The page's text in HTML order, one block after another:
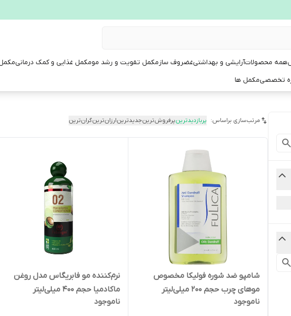
همه محصولاتآرایشی و بهداشتیغضروف سازمکمل تقویت و رشد مومکمل غذایی و کمک درمانی
تخصصیمکمل ها
مرتب‌سازی براساس: پربازدیدترینپرفروش‌ترینجدیدترینارزان‌ترینگران‌ترین
شامپو ضد شوره فولیکا مخصوص
موهای چرب حجم 200 میلی‌لیتر
ناموجود
نرم‌کننده مو فابریگاس مدل روغن
ماکادمیا حجم 400 میلی‌لیتر
ناموجود